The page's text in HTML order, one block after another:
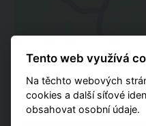
Tento web využívá
Na těchto webových
cookies a další síťové
obsahovat osobní údaje.